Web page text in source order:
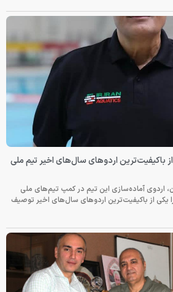
باکیفیت‌ترین اردوهای سال‌های اخیر تیم ملی
اردوی آماده‌سازی این تیم در کمپ تیم‌های ملی
از باکیفیت‌ترین اردوهای سال‌های اخیر توصیف